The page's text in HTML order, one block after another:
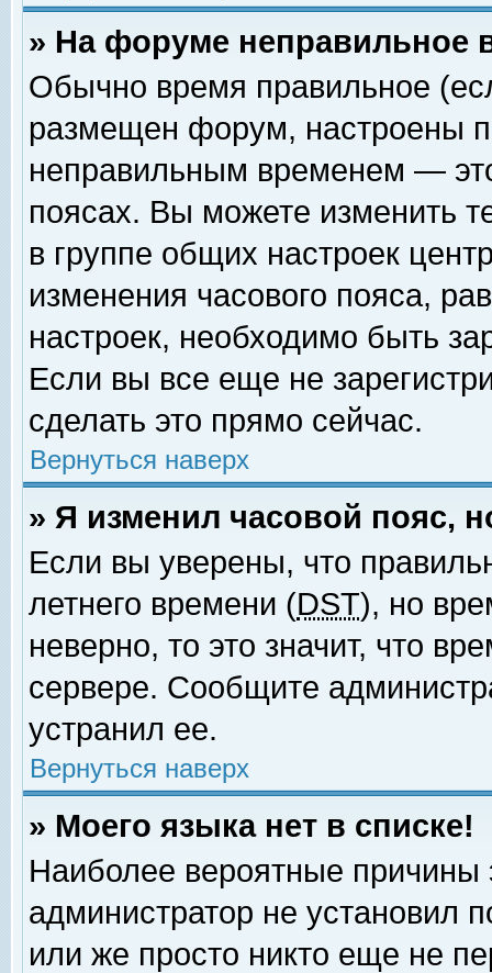
» На форуме неправильное
Обычно время правильное
размещен форум, настроены
неправильным временем —
поясах. Вы можете изменить
в группе общих настроек
изменения часового пояса,
настроек, необходимо быть
Если вы все еще не
сделать это прямо сейчас.
Вернуться наверх
» Я изменил часовой пояс,
Если вы уверены, что
летнего времени (DST), но
неверно, то это значит, что
сервере. Сообщите
устранил ее.
Вернуться наверх
» Моего языка нет в списке!
Наиболее вероятные причины
администратор не установил
или же просто никто еще не